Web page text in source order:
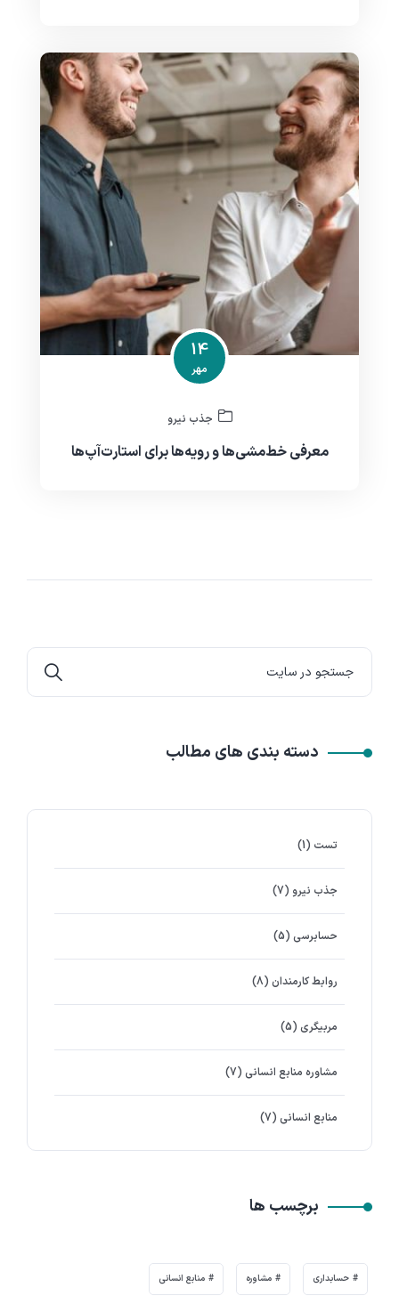
14
مهر
جذب نیرو
معرفی خط‌مشی‌ها و رویه‌ها برای استارت‌آپ‌ها
دسته بندی های مطالب
تست (1)
جذب نیرو (7)
حسابرسی (5)
روابط کارمندان (8)
مربیگری (5)
مشاوره منابع انسانی (7)
منابع انسانی (7)
برچسب ها
حسابداری مشاوره منابع انسانی